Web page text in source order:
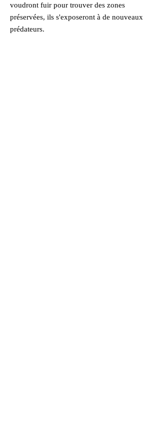
voudront fuir pour trouver des zones
préservées, ils s'exposeront à de nouveaux
prédateurs.